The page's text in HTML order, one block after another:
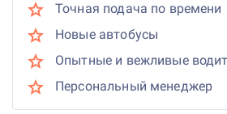
Точная подача по времени
Новые автобусы
Опытные и вежливые
Персональный менеджер